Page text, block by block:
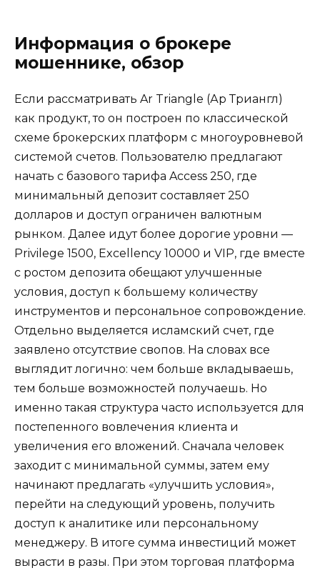
Информация о брокере
мошеннике, обзор
Если рассматривать Ar Triangle (Ар Триангл)
как продукт, то он построен по классической
схеме брокерских платформ с многоуровневой
системой счетов. Пользователю предлагают
начать с базового тарифа Access 250, где
минимальный депозит составляет 250
долларов и доступ ограничен валютным
рынком. Далее идут более дорогие уровни —
Privilege 1500, Excellency 10000 и VIP, где вместе
с ростом депозита обещают улучшенные
условия, доступ к большему количеству
инструментов и персональное сопровождение.
Отдельно выделяется исламский счет, где
заявлено отсутствие свопов. На словах все
выглядит логично: чем больше вкладываешь,
тем больше возможностей получаешь. Но
именно такая структура часто используется для
постепенного вовлечения клиента и
увеличения его вложений. Сначала человек
заходит с минимальной суммы, затем ему
начинают предлагать «улучшить условия»,
перейти на следующий уровень, получить
доступ к аналитике или персональному
менеджеру. В итоге сумма инвестиций может
вырасти в разы. При этом торговая платформа